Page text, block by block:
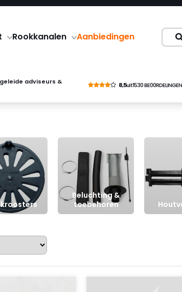
Rookkanalen Aanbiedingen
adviseurs &
8,5uit1530 BE00RDELINGEN
Beluchting &
toebehoren